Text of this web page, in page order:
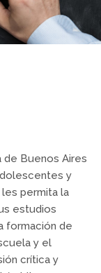
de Buenos Aires
y
permita la
estudios
formación de
y el
crítica y